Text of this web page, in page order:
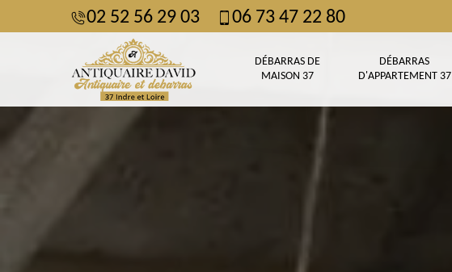
02 52 56 29 03 06 73 47 22 80
DÉBARRAS DE
MAISON 37
DÉBARRAS
D'APPARTEMENT 37